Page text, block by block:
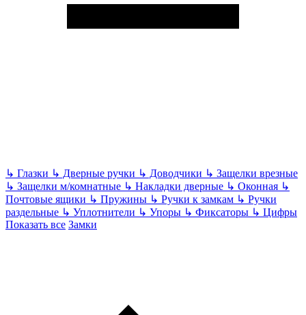
↳ Глазки ↳ Дверные ручки ↳ Доводчики ↳ Защелки врезные
↳ Защелки м/комнатные ↳ Накладки дверные ↳ Оконная ↳
Почтовые ящики ↳ Пружины ↳ Ручки к замкам ↳ Ручки
раздельные ↳ Уплотнители ↳ Упоры ↳ Фиксаторы ↳ Цифры
Показать все Замки